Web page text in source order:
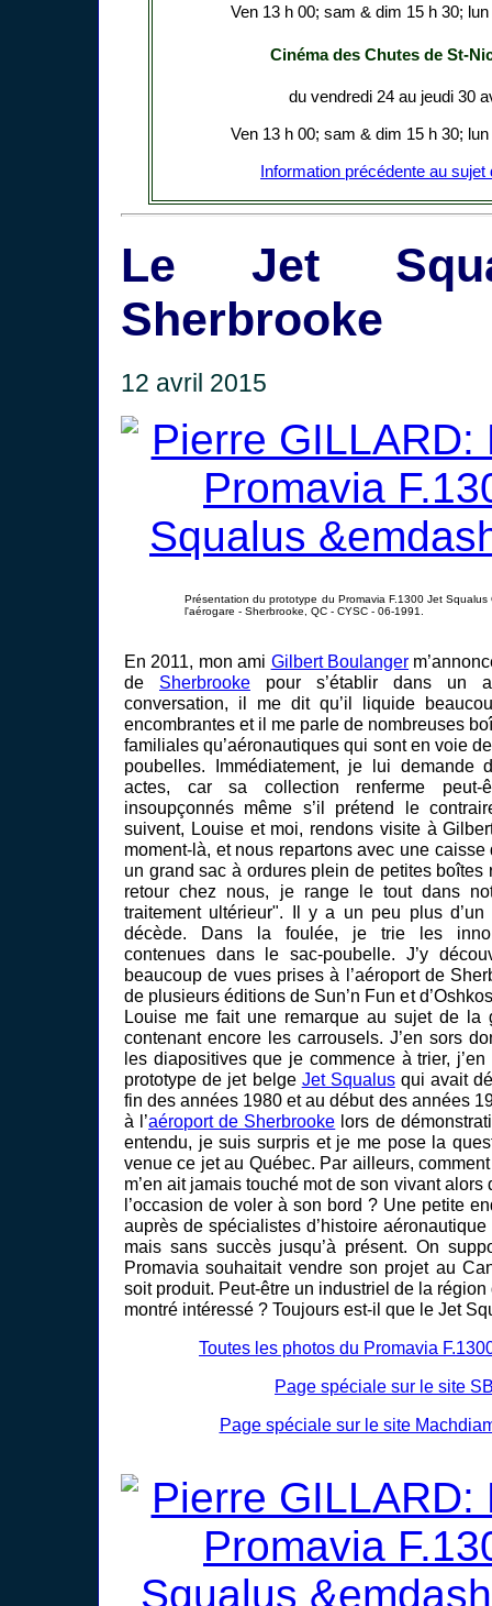
Ven 13 h 00; sam & dim 15 h 30;
Cinéma des Chutes de St-
du vendredi 24 au jeudi 30
Ven 13 h 00; sam & dim 15 h 30;
Information précédente au sujet
Le Jet
Sherbrooke
12 avril 2015
Présentation du prototype du Promavia F.1300 Jet Squalus
l'aérogare - Sherbrooke, QC - CYSC - 06-1991.
En 2011, mon ami Gilbert Boulanger
de Sherbrooke pour s’établir dans un
conversation, il me dit qu’il liquide
encombrantes et il me parle de nombreuses
familiales qu’aéronautiques qui sont en voie
poubelles. Immédiatement, je lui demande
actes, car sa collection renferme peut-
insoupçonnés même s’il prétend le
suivent, Louise et moi, rendons visite à
moment-là, et nous repartons avec une
un grand sac à ordures plein de petites
retour chez nous, je range le tout dans
traitement ultérieur". Il y a un peu plus d’un
décède. Dans la foulée, je trie les
contenues dans le sac-poubelle. J’y
beaucoup de vues prises à l’aéroport de
de plusieurs éditions de Sun’n Fun et
Louise me fait une remarque au sujet de la
contenant encore les carrousels. J’en sors
les diapositives que je commence à trier,
prototype de jet belge Jet Squalusqui avait
fin des années 1980 et au début des années
à l’aéroport de Sherbrooke lors de
entendu, je suis surpris et je me pose la
venue ce jet au Québec. Par ailleurs,
m’en ait jamais touché mot de son vivant
l’occasion de voler à son bord ? Une petite
auprès de spécialistes d’histoire
mais sans succès jusqu’à présent. On
Promavia souhaitait vendre son projet au
soit produit. Peut-être un industriel de la région
montré intéressé ? Toujours est-il que le Jet
Toutes les photos du Promavia
Page spéciale sur le site
Page spéciale sur le site